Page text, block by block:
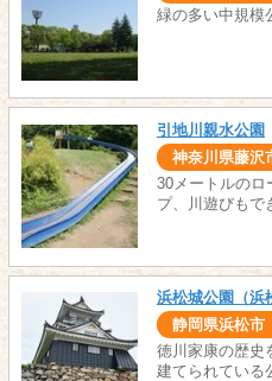
緑の多い中規模
引地川親水公園
神奈川県藤沢
30メートルのロ
プ、川遊びもで
浜松城公園（浜
静岡県浜松市
徳川家康の歴史
建てられている